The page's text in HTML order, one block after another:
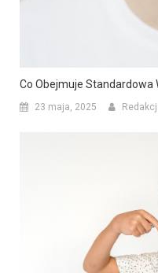
Co Obejmuje Standardowa
23 maja, 2025